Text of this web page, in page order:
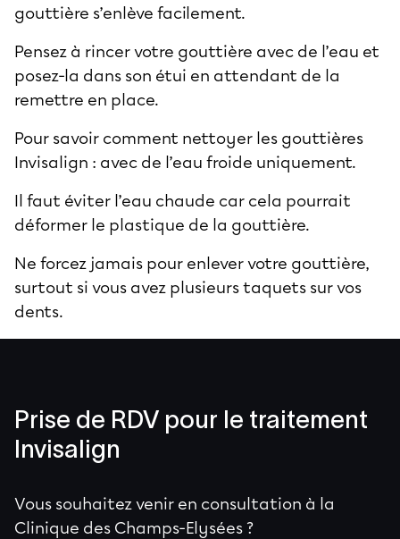
gouttière s’enlève facilement.
Pensez à rincer votre gouttière avec de l’eau et
posez-la dans son étui en attendant de la
remettre en place.
Pour savoir comment nettoyer les gouttières
Invisalign : avec de l’eau froide uniquement.
Il faut éviter l’eau chaude car cela pourrait
déformer le plastique de la gouttière.
Ne forcez jamais pour enlever votre gouttière,
surtout si vous avez plusieurs taquets sur vos
dents.
Prise de RDV pour le traitement
Invisalign
Vous souhaitez venir en consultation à la
Clinique des Champs-Elysées ?